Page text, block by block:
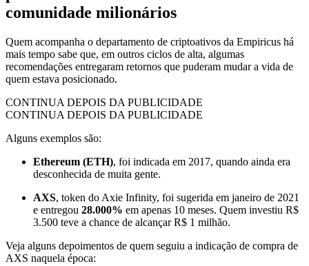
comunidade milionários
Quem acompanha o departamento de criptoativos da Empiricus há
mais tempo sabe que, em outros ciclos de alta, algumas
recomendações entregaram retornos que puderam mudar a vida de
quem estava posicionado.
CONTINUA DEPOIS DA PUBLICIDADE
CONTINUA DEPOIS DA PUBLICIDADE
Alguns exemplos são:
Ethereum (ETH), foi indicada em 2017, quando ainda era
desconhecida de muita gente.
AXS, token do Axie Infinity, foi sugerida em janeiro de 2021
e entregou 28.000% em apenas 10 meses. Quem investiu R$
3.500 teve a chance de alcançar R$ 1 milhão.
Veja alguns depoimentos de quem seguiu a indicação de compra de
AXS naquela época: